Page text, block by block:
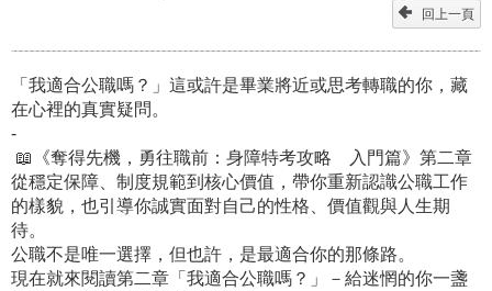
回上一頁
「我適合公職嗎？」這或許是畢業將近或思考轉職的你，藏
在心裡的真實疑問。
-
📖《奪得先機，勇往職前：身障特考攻略 入門篇》第二章
從穩定保障、制度規範到核心價值，帶你重新認識公職工作
的樣貌，也引導你誠實面對自己的性格、價值觀與人生期
待。
公職不是唯一選擇，但也許，是最適合你的那條路。
現在就來閱讀第二章「我適合公職嗎？」－給迷惘的你一盞